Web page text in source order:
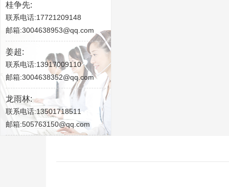
桂争先:
联系电话:17721209148
邮箱:3004638953@qq.com
姜超:
联系电话:13917009110
邮箱:3004638352@qq.com
龙雨林:
联系电话:13501718511
邮箱:505763150@qq.com